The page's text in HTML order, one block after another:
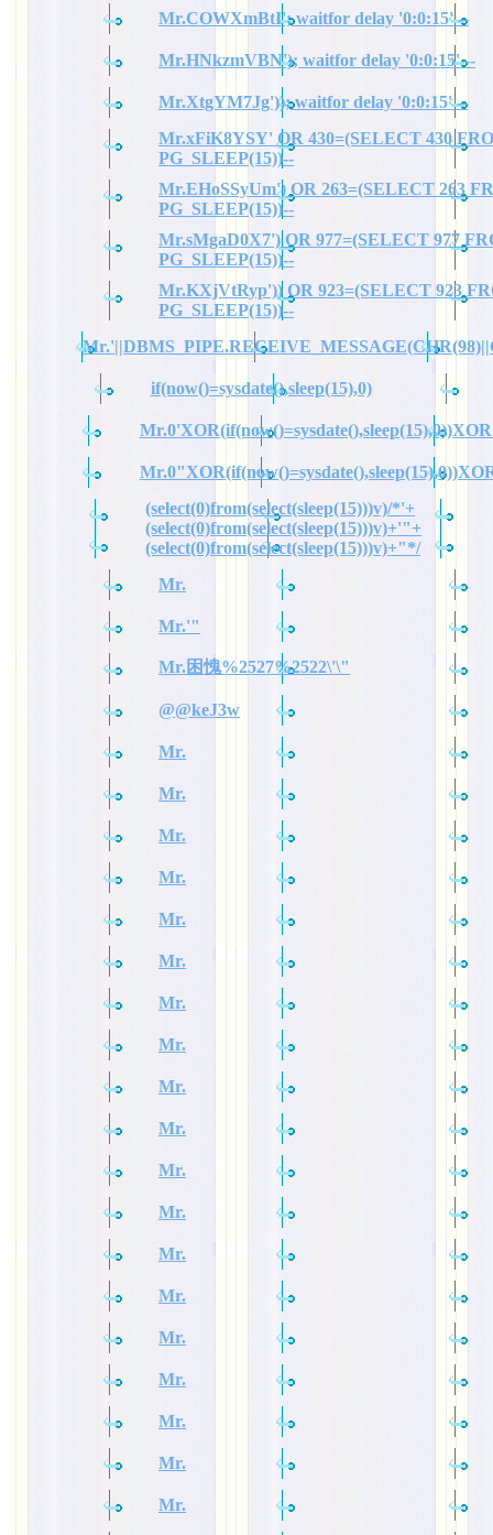
Mr.COWXmBtI'; waitfor delay '0:0:15' --
Mr.HNkzmVBN'); waitfor delay '0:0:15' --
Mr.XtgYM7Jg')); waitfor delay '0:0:15' --
Mr.xFiK8YSY' OR 430=(SELECT 430
PG_SLEEP(15))--
Mr.EHoSSyUm') OR 263=(SELECT 263
PG_SLEEP(15))--
Mr.sMgaD0X7') OR 977=(SELECT 977
PG_SLEEP(15))--
Mr.KXjVtRyp')) OR 923=(SELECT 923
PG_SLEEP(15))--
if(now()=sysdate(),sleep(15),0)
(select(0)from(select(sleep(15)))v)/*'+
(select(0)from(select(sleep(15)))v)+'"+
(select(0)from(select(sleep(15)))v)+"*/
Mr.
Mr.'"
Mr.困愧%2527%2522\'\"
@@keJ3w
Mr.
Mr.
Mr.
Mr.
Mr.
Mr.
Mr.
Mr.
Mr.
Mr.
Mr.
Mr.
Mr.
Mr.
Mr.
Mr.
Mr.
Mr.
Mr.